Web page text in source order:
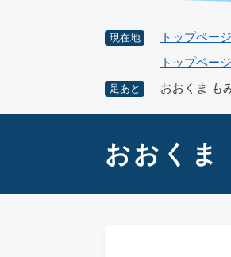
現在地 トップページ
トップページ
足あと おおくま も
おおくま